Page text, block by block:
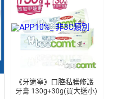
《牙適寧》口腔黏膜修護
牙膏 130g+30g(買大送小)